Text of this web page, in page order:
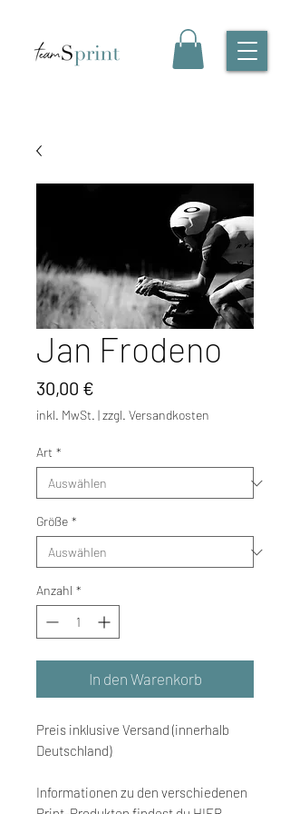
Jan Frodeno
30,00 €
inkl. MwSt. |zzgl. Versandkosten
Art *
Größe *
Anzahl *
In den Warenkorb
Preis inklusive Versand (innerhalb
Deutschland)
Informationen zu den verschiedenen